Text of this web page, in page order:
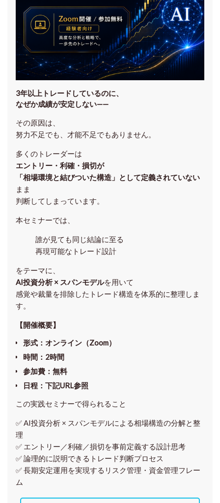
3年以上トレードしているのに、
なぜか成績が安定しない——
その原因は、
努力不足でも、才能不足でもありません。
多くのトレーダーは
エントリー・利確・損切が
「相場環境と結びついた構造」として定義されていない
まま
判断してしまっています。
本セミナーでは、
誰が見ても同じ結論に至る
再現可能なトレード設計
をテーマに、
AI投資分析 × スパンモデルを用いて
感覚や裁量を排除したトレード構造を体系的に整理しま
す。
【開催概要】
形式：オンライン（Zoom）
時間：2時間
参加費：無料
日程：下記URL参照
この実践セミナーで得られること
✅ AI投資分析 × スパンモデルによる相場構造の分解と整
理
✅ エントリー／利確／損切を事前定義する設計思考
✅ 論理的に説明できるトレード判断プロセス
✅ 長期安定運用を実現するリスク管理・資金管理フレー
ム